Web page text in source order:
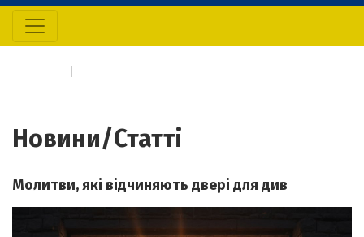
Новини/Статті
Молитви, які відчиняють двері для див